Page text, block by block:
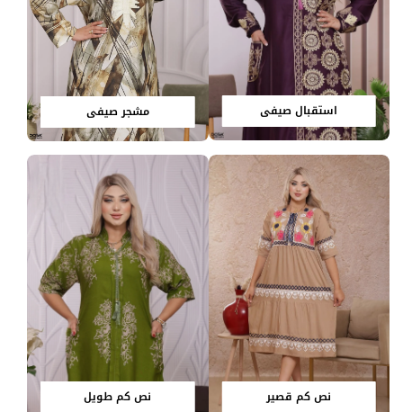
استقبال صيفي مشجر صيفي
نص كم قصير نص كم طويل